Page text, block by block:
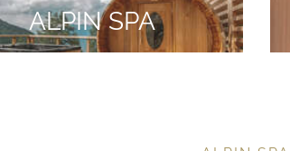
ALPIN SPA